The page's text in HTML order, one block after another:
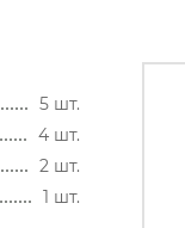
5 шт.
4 шт.
2 шт.
1 шт.